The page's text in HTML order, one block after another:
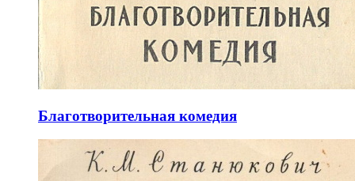
Благотворительная комедия